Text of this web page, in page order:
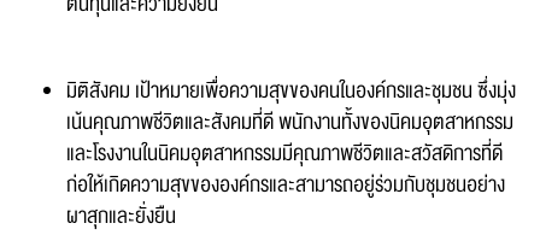
มิติสังคม เป้าหมายเพื่อความสุขของคนในองค์กรและชุมชน ซึ่งมุ่ง
เน้นคุณภาพชีวิตและสังคมที่ดี พนักงานทั้งของนิคมอุตสาหกรรม
และโรงงานในนิคมอุตสาหกรรมมีคุณภาพชีวิตและสวัสดิการที่ดี
ก่อให้เกิดความสุขขององค์กรและสามารถอยู่ร่วมกับชุมชนอย่าง
ผาสุกและยั่งยืน
เบอร์โทรศัพท์ :
ข้อความ* :
ระบบได้ทำรับเรื่องแล้ว
ทำการแก้ไข และปรับปรุงเพื่อกาให้บริการที่ดีขึ้น